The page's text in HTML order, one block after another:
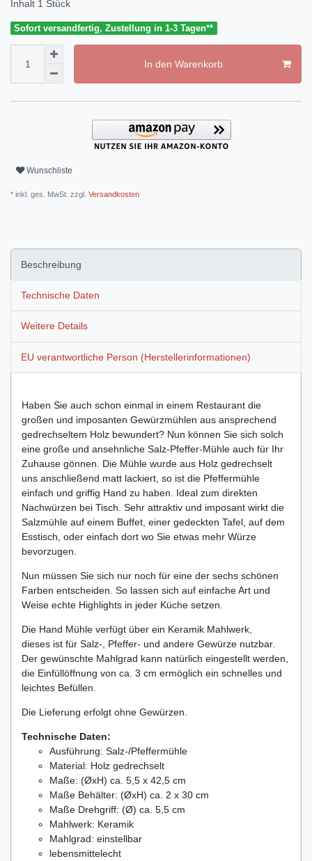
Inhalt 1 Stück
Sofort versandfertig, Zustellung in 1-3 Tagen**
In den Warenkorb
Wunschliste
* inkl. ges. MwSt. zzgl. Versandkosten
Beschreibung
Technische Daten
Weitere Details
EU verantwortliche Person (Herstellerinformationen)
Haben Sie auch schon einmal in einem Restaurant die
großen und imposanten Gewürzmühlen aus ansprechend
gedrechseltem Holz bewundert? Nun können Sie sich solch
eine große und ansehnliche Salz-Pfeffer-Mühle auch für Ihr
Zuhause gönnen. Die Mühle wurde aus Holz gedrechselt
uns anschließend matt lackiert, so ist die Pfeffermühle
einfach und griffig Hand zu haben. Ideal zum direkten
Nachwürzen bei Tisch. Sehr attraktiv und imposant wirkt die
Salzmühle auf einem Buffet, einer gedeckten Tafel, auf dem
Esstisch, oder einfach dort wo Sie etwas mehr Würze
bevorzugen.
Nun müssen Sie sich nur noch für eine der sechs schönen
Farben entscheiden. So lassen sich auf einfache Art und
Weise echte Highlights in jeder Küche setzen.
Die Hand Mühle verfügt über ein Keramik Mahlwerk,
dieses ist für Salz-, Pfeffer- und andere Gewürze nutzbar.
Der gewünschte Mahlgrad kann natürlich eingestellt werden,
die Einfüllöffnung von ca. 3 cm ermöglich ein schnelles und
leichtes Befüllen.
Die Lieferung erfolgt ohne Gewürzen.
Technische Daten:
Ausführung: Salz-/Pfeffermühle
Material: Holz gedrechselt
Maße: (ØxH) ca. 5,5 x 42,5 cm
Maße Behälter: (ØxH) ca. 2 x 30 cm
Maße Drehgriff: (Ø) ca. 5,5 cm
Mahlwerk: Keramik
Mahlgrad: einstellbar
lebensmittelecht